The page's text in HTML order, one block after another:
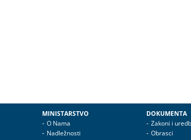
MINISTARSTVO
O Nama
Nadležnosti
DOKUMENTA
Zakoni i
Obrasci